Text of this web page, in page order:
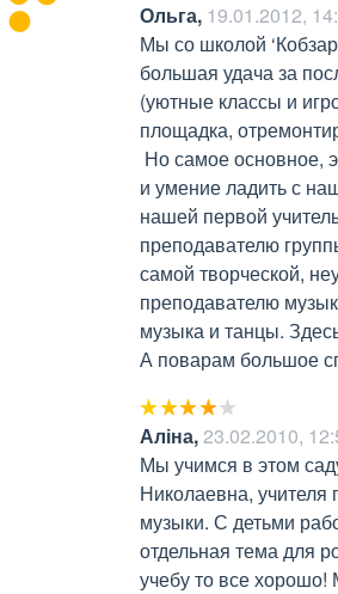
Ольга, 19.01.2012,
Мы со школой
большая удача за
(уютные классы и
площадка,
и умение ладить с
нашей первой
преподавателю
самой творческой,
преподавателю
музыка и танцы.
А поварам большое
Аліна,23.02.2010,
Мы учимся в этом
Николаевна,
музыки. С детьми
отдельная тема для
учебу то все хорошо!